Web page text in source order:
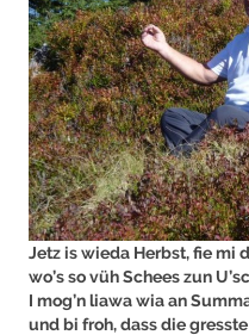
Jetz is wieda Herbst, fie mi
wo’s so vüh Schees zun
I mog’n liawa wia an
und bi froh, dass die